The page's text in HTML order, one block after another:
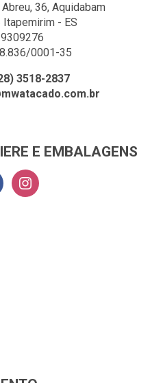
36, Aquidabam
Itapemirim - ES
0001-35
3518-2837
E EMBALAGENS